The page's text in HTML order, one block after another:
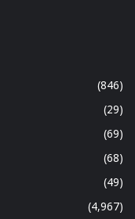
(846)
(29)
(69)
(68)
(49)
(4,967)